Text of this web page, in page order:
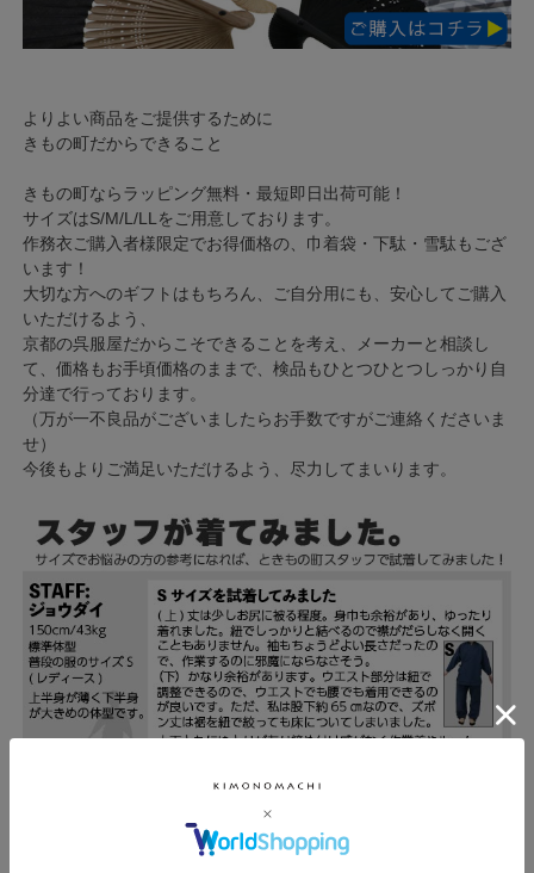
よりよい商品をご提供するために
きもの町だからできること
きもの町ならラッピング無料・最短即日出荷可能！
サイズはS/M/L/LLをご用意しております。
作務衣ご購入者様限定でお得価格の、巾着袋・下駄・雪駄もござ
います！
大切な方へのギフトはもちろん、ご自分用にも、安心してご購入
いただけるよう、
京都の呉服屋だからこそできることを考え、メーカーと相談し
て、価格もお手頃価格のままで、検品もひとつひとつしっかり自
分達で行っております。
（万が一不良品がございましたらお手数ですがご連絡くださいま
せ）
今後もよりご満足いただけるよう、尽力してまいります。